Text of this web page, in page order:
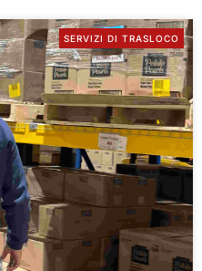
SERVIZI DI TRASLOCO